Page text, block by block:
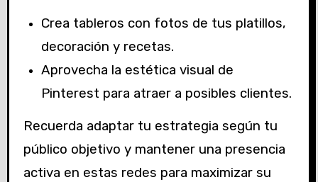
Crea tableros con fotos de tus platillos,
decoración y recetas.
Aprovecha la estética visual de
Pinterest para atraer a posibles clientes.
Recuerda adaptar tu estrategia según tu
público objetivo y mantener una presencia
activa en estas redes para maximizar su